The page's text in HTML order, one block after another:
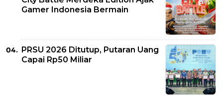
Gamer Indonesia Bermain
PRSU 2026 Ditutup, Putaran Uang
Capai Rp50 Miliar